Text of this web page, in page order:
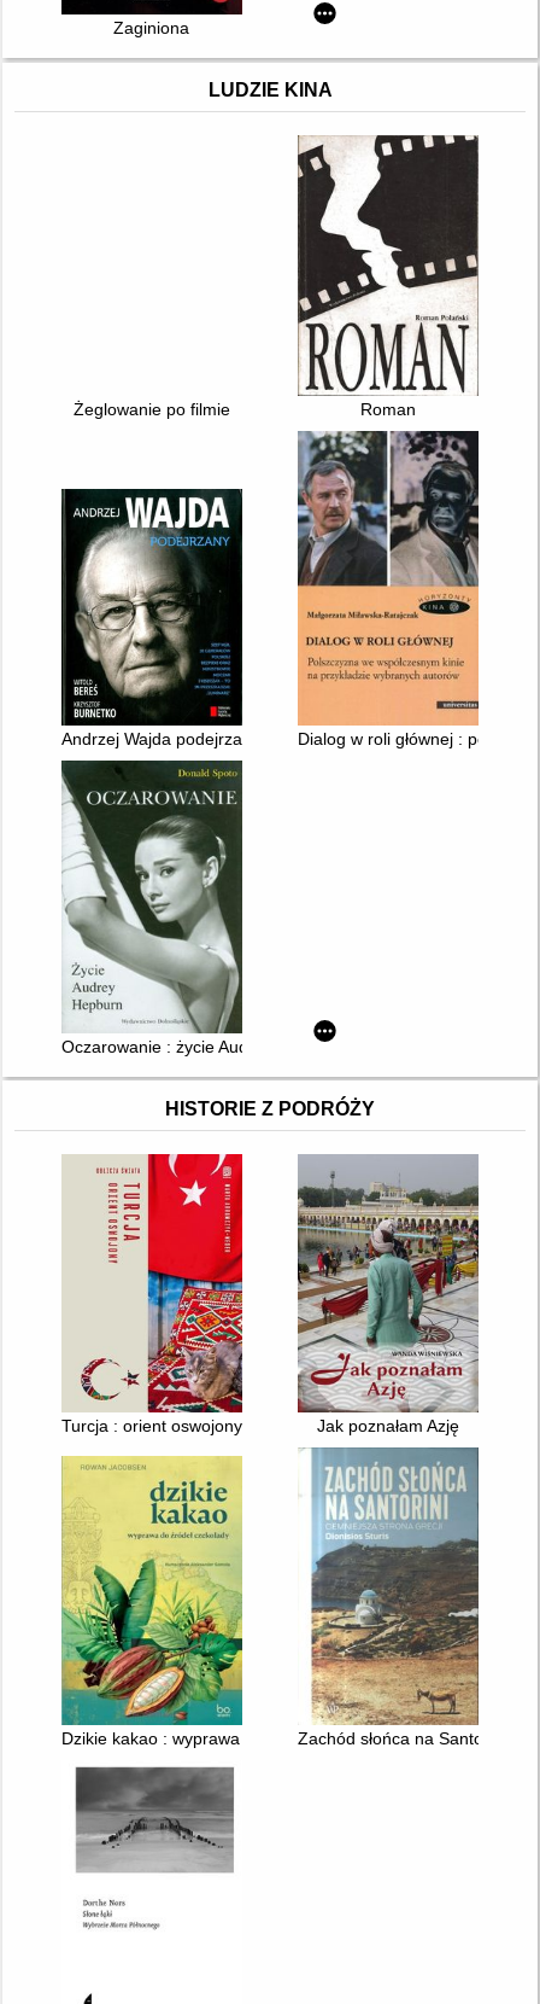
Zaginiona
LUDZIE KINA
Żeglowanie po filmie Roman
Andrzej Wajda podejrzany Dialog w roli głównej :
Oczarowanie : życie Audrey Hepburn
HISTORIE Z PODRÓŻY
Turcja : orient oswojony Jak poznałam Azję
Dzikie kakao : wyprawa do źródeł czekoladyZachód słońca na Santorini :